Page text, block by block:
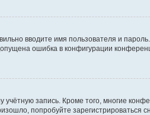
вводите имя пользователя и
ошибка в конфигурации
запись. Кроме того, многие
попробуйте зарегистрироваться